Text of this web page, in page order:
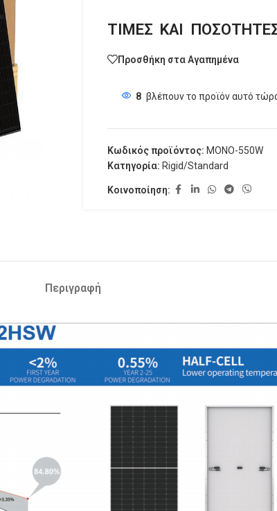
ΤΙΜΕΣ ΚΑΙ
Προσθήκη στα Αγαπημένα
8 βλέπουν το προϊόν αυτό
Κωδικός προϊόντος: MONO-550W
Κατηγορία: Rigid/Standard
Κοινοποίηση:
Περιγραφή